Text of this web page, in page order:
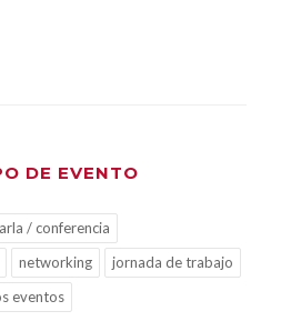
DE EVENTO
/ conferencia
networking
jornada de trabajo
eventos